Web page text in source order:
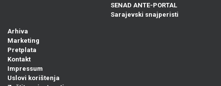
SENAD ANTE-PORTAL
Sarajevski snajperisti
Arhiva
Marketing
Pretplata
Kontakt
Impressum
Uslovi korištenja